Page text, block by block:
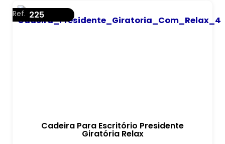
Cadeira Para Escritório Presidente
Giratória Relax
Ref. 225